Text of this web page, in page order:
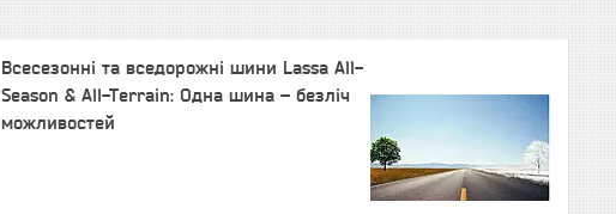
Всесезонні та вседорожні шини Lassa All-
Season & All-Terrain: Одна шина – безліч
можливостей